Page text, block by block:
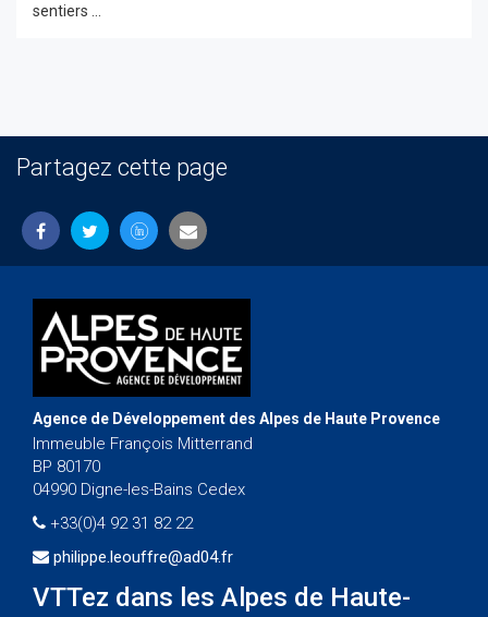
sentiers ...
Partagez cette page
Agence de Développement des Alpes de Haute Provence
Immeuble François Mitterrand
BP 80170
04990 Digne-les-Bains Cedex
+33(0)4 92 31 82 22
philippe.leouffre@ad04.fr
VTTez dans les Alpes de Haute-